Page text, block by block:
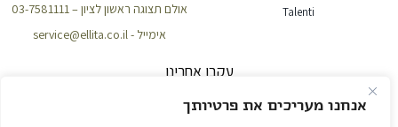
אנחנו מעריכים את פרטיותך
Talenti
אולם תצוגה ראשון לציון – 03-7581111
אימייל - service@ellita.co.il
עקבו אחרינו